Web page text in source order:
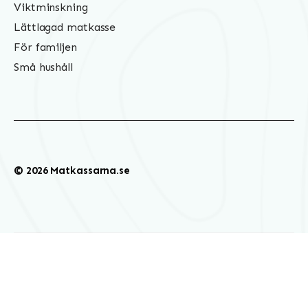
Viktminskning
Lättlagad matkasse
För familjen
Små hushåll
© 2026 Matkassarna.se